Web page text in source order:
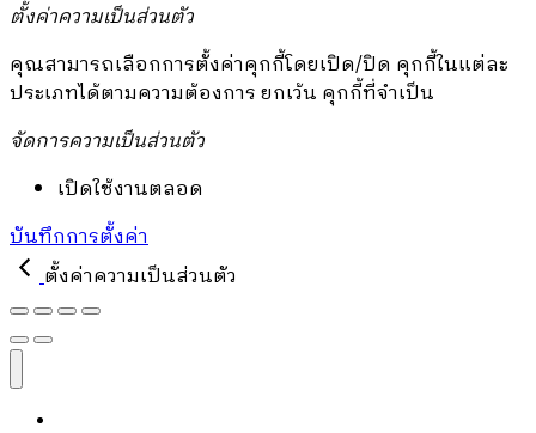
ตั้งค่าความเป็นส่วนตัว
คุณสามารถเลือกการตั้งค่าคุกกี้โดยเปิด/ปิด คุกกี้ในแต่ละ
ประเภทได้ตามความต้องการ ยกเว้น คุกกี้ที่จำเป็น
จัดการความเป็นส่วนตัว
เปิดใช้งานตลอด
บันทึกการตั้งค่า
ตั้งค่าความเป็นส่วนตัว